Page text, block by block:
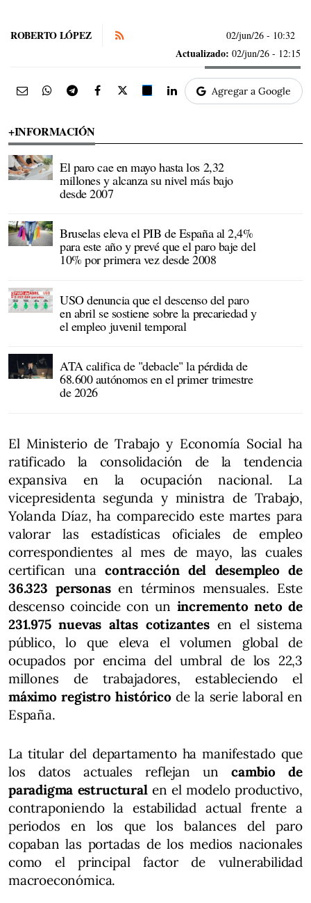
ROBERTO LÓPEZ 02/jun/26 - 10:32
Actualizado: 02/jun/26 - 12:15
Agregar a Google
+INFORMACIÓN
El paro cae en mayo hasta los 2,32
millones y alcanza su nivel más bajo
desde 2007
Bruselas eleva el PIB de España al 2,4%
para este año y prevé que el paro baje del
10% por primera vez desde 2008
USO denuncia que el descenso del paro
en abril se sostiene sobre la precariedad y
el empleo juvenil temporal
ATA califica de "debacle" la pérdida de
68.600 autónomos en el primer trimestre
de 2026
El Ministerio de Trabajo y Economía Social ha
ratificado la consolidación de la tendencia
expansiva en la ocupación nacional. La
vicepresidenta segunda y ministra de Trabajo,
Yolanda Díaz, ha comparecido este martes para
valorar las estadísticas oficiales de empleo
correspondientes al mes de mayo, las cuales
certifican unacontracción del desempleo de
36.323 personasen términos mensuales. Este
descenso coincide con un incremento neto de
231.975 nuevas altas cotizantesen el sistema
público, lo que eleva el volumen global de
ocupados por encima del umbral de los 22,3
millones de trabajadores, estableciendo el
máximo registro históricode la serie laboral en
España.
La titular del departamento ha manifestado que
los datos actuales reflejan uncambio de
paradigma estructuralen el modelo productivo,
contraponiendo la estabilidad actual frente a
periodos en los que los balances del paro
copaban las portadas de los medios nacionales
como el principal factor de vulnerabilidad
macroeconómica.